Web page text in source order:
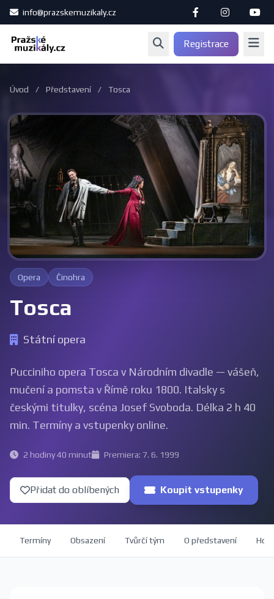
info@prazskemuzikaly.cz
Registrace
Úvod / Představení / Tosca
Opera Činohra
Tosca
Státní opera
Pucciniho opera Tosca v Národním divadle — vášeň,
mučení a pomsta v Římě roku 1800. Italsky s
českými titulky, scéna Josef Svoboda. Délka 2 h 40
min. Termíny a vstupenky online.
2 hodiny 40 minut Premiera: 7. 6. 1999
Přidat do oblíbených Koupit vstupenky
Termíny Obsazení Tvůrčí tým O představení